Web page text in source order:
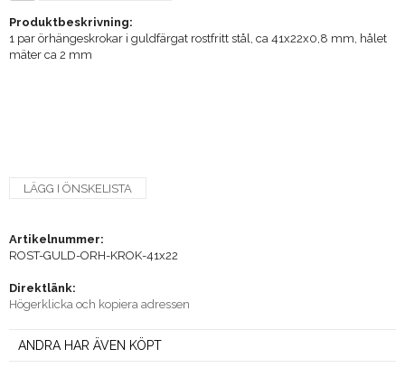
Produktbeskrivning:
1 par örhängeskrokar i guldfärgat rostfritt stål, ca 41x22x0,8 mm, hålet
mäter ca 2 mm
LÄGG I ÖNSKELISTA
Artikelnummer:
ROST-GULD-ORH-KROK-41x22
Direktlänk:
Högerklicka och kopiera adressen
ANDRA HAR ÄVEN KÖPT